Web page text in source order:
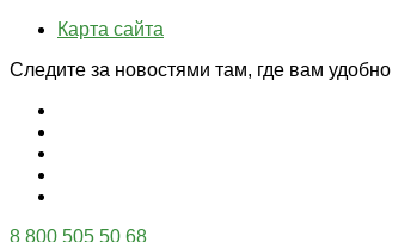
Карта сайта
Следите за новостями там, где вам удобно
8 800 505 50 68